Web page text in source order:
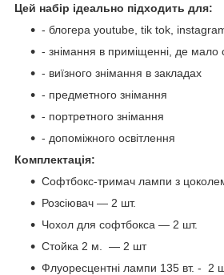
Цей набір ідеально підходить для:
- блогера youtube, tik tok,
- знімання в приміщенні, де мало
- виїзного знімання в закладах
- предметного знімання
- портретного знімання
- допоміжного освітлення
Комплектація:
Софтбокс-тримач лампи з
Розсіювач — 2 шт.
Чохол для софтбокса — 2 шт.
Стойка 2 м. — 2 шт
Флуоресцентні лампи 135 вт. - 2